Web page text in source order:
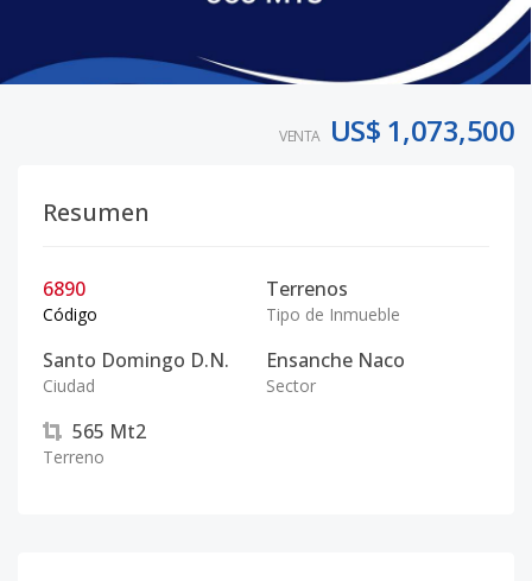
VENTA US$ 1,073,500
Resumen
6890
Código
Terrenos
Tipo de Inmueble
Santo Domingo D.N.
Ciudad
Ensanche Naco
Sector
565 Mt2
Terreno